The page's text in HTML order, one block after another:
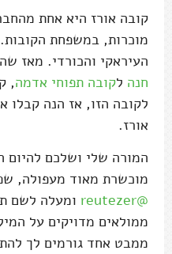
קובה אורז היא אחת
מוכרות, במשפחת
העיראקי והכורדי. מאז
חנה לקובה תפוחי אדמה,
לקובה הזו, אז הנה קבלו
אורז.
המורה שלי ושלכם להיום
מוכשרת מאוד מעפולה,
@reutezer
ומעלה לשם
ממולאים מדויקים על
ממבט אחד גורמים לך